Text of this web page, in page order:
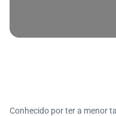
Conhecido por ter a menor